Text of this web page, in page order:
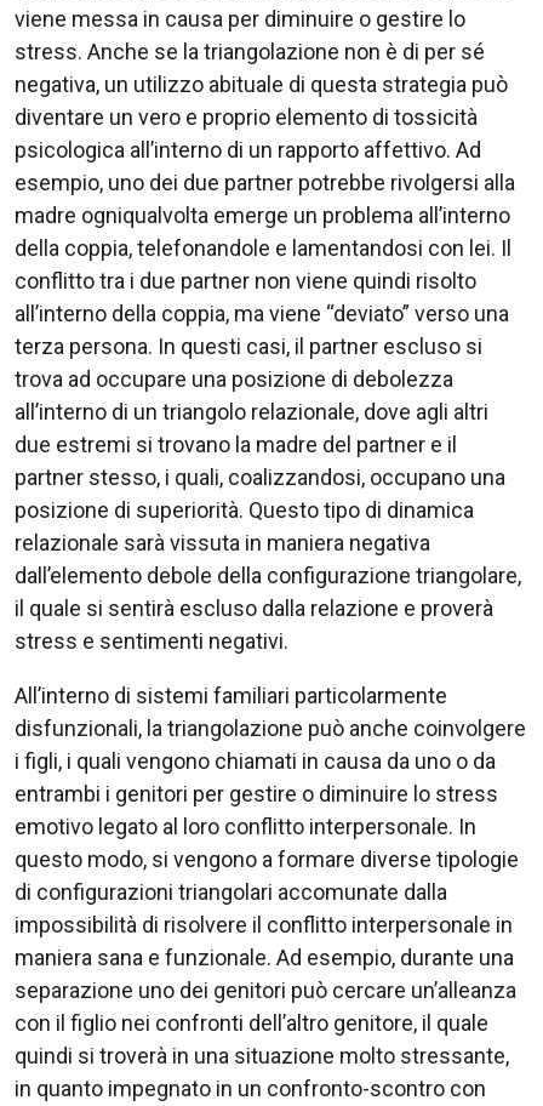
viene messa in causa per diminuire o gestire lo
stress. Anche se la triangolazione non è di per sé
negativa, un utilizzo abituale di questa strategia può
diventare un vero e proprio elemento di tossicità
psicologica all’interno di un rapporto affettivo. Ad
esempio, uno dei due partner potrebbe rivolgersi alla
madre ogniqualvolta emerge un problema all’interno
della coppia, telefonandole e lamentandosi con lei. Il
conflitto tra i due partner non viene quindi risolto
all’interno della coppia, ma viene “deviato” verso una
terza persona. In questi casi, il partner escluso si
trova ad occupare una posizione di debolezza
all’interno di un triangolo relazionale, dove agli altri
due estremi si trovano la madre del partner e il
partner stesso, i quali, coalizzandosi, occupano una
posizione di superiorità. Questo tipo di dinamica
relazionale sarà vissuta in maniera negativa
dall’elemento debole della configurazione triangolare,
il quale si sentirà escluso dalla relazione e proverà
stress e sentimenti negativi.
All’interno di sistemi familiari particolarmente
disfunzionali, la triangolazione può anche coinvolgere
i figli, i quali vengono chiamati in causa da uno o da
entrambi i genitori per gestire o diminuire lo stress
emotivo legato al loro conflitto interpersonale. In
questo modo, si vengono a formare diverse tipologie
di configurazioni triangolari accomunate dalla
impossibilità di risolvere il conflitto interpersonale in
maniera sana e funzionale. Ad esempio, durante una
separazione uno dei genitori può cercare un’alleanza
con il figlio nei confronti dell’altro genitore, il quale
quindi si troverà in una situazione molto stressante,
in quanto impegnato in un confronto-scontro con